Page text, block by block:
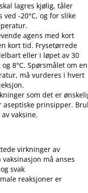
lagres kjølig, tåler
-20°C, og for slike
agens med kort
kort tid. Frysetørrede
eller i løpet av 30
8°C. Spørsmålet om en
må vurderes i hvert
som det er
aseptiske prinsipper.
vaksine.
virkninger av
må anses
svak
reaksjoner er